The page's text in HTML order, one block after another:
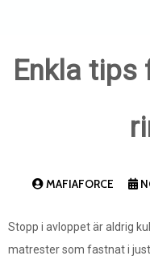
Enkla
MAFIAFORCE
Stopp i avloppet är aldrig
matrester som fastnat i just